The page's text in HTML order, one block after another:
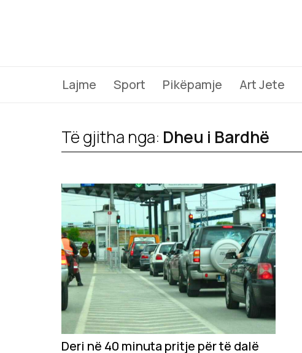
Lajme Sport Pikëpamje Art Jete
Të gjitha nga: Dheu i Bardhë
Deri në 40 minuta pritje për të dalë